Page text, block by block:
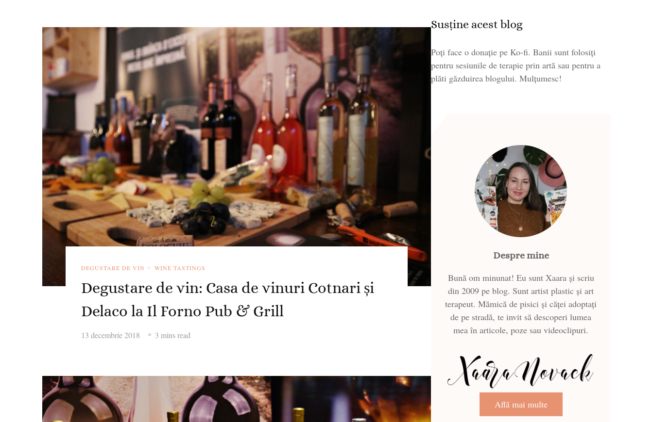
DEGUSTARE DE VIN WINE TASTINGS
Degustare de vin: Casa de vinuri Cotnari și
Delaco la Il Forno Pub & Grill
13 decembrie 2018 3 mins read
Susține acest blog
Poți face o donație pe Ko-fi. Banii sunt folosiți
pentru sesiunile de terapie prin artă sau pentru a
plăti găzduirea blogului. Mulțumesc!
Despre mine
Bună om minunat! Eu sunt Xaara și scriu
din 2009 pe blog. Sunt artist plastic și art
terapeut. Mămică de pisici și căței adoptați
de pe stradă, te invit să descoperi lumea
mea în articole, poze sau videoclipuri.
Află mai multe